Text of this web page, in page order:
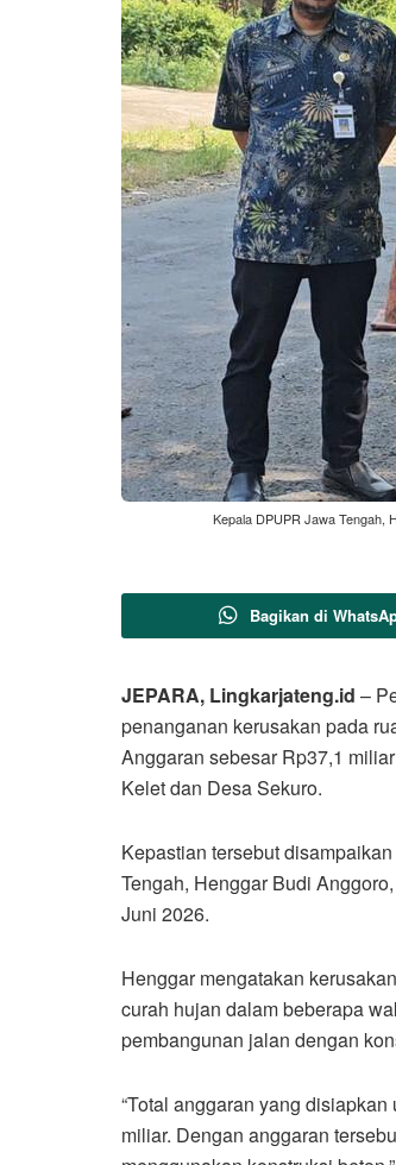
Kepala DPUPR Jawa Tengah,
Bagikan di
JEPARA, Lingkarjateng.id –
penanganan kerusakan pada
Anggaran sebesar Rp37,1
Kelet dan Desa Sekuro.
Kepastian tersebut
Tengah, Henggar Budi
Juni 2026.
Henggar mengatakan
curah hujan dalam beberapa
pembangunan jalan dengan
“Total anggaran yang
miliar. Dengan anggaran